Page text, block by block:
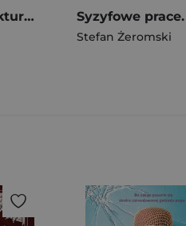
Przedwiośnie Lektury z opracowaniem
Stefan Żeromski